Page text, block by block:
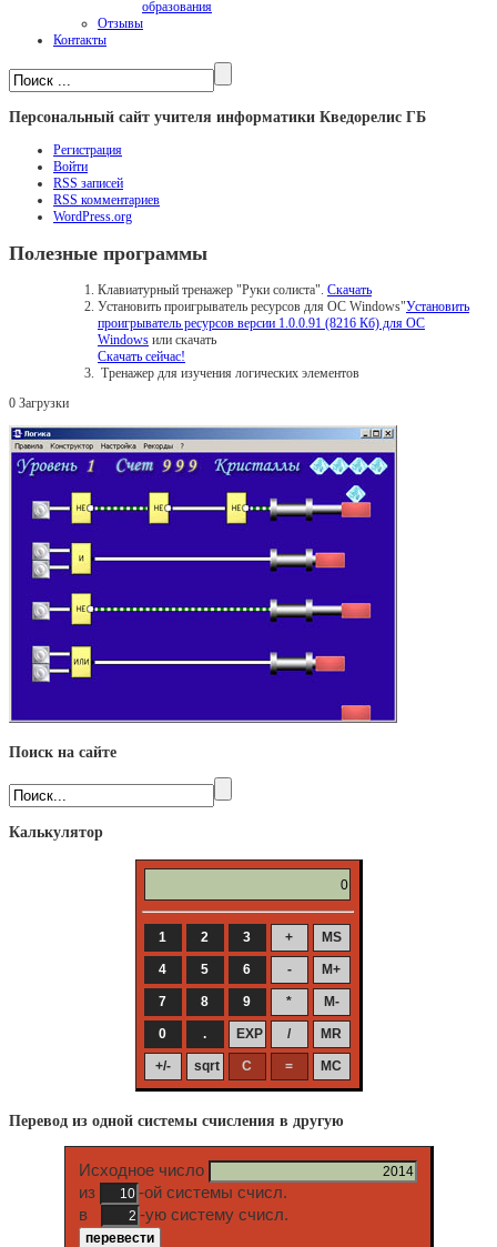
образования
Отзывы
Контакты
Персональный сайт учителя информатики Кведорелис ГБ
Регистрация
Войти
RSS записей
RSS комментариев
WordPress.org
Полезные программы
Клавиатурный тренажер "Руки солиста". Скачать
Установить проигрыватель ресурсов для ОС Windows"Установить
проигрыватель ресурсов версии 1.0.0.91 (8216 Кб) для ОС
Windows или скачать
Скачать сейчас!
Тренажер для изучения логических элементов
0 Загрузки
Поиск на сайте
Калькулятор
Перевод из одной системы счисления в другую
Исходное число
из
-ой системы счисл.
в
-ую систему счисл.